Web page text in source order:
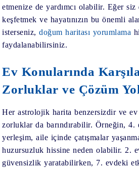
etmenize de yardımcı olabilir. Eğer
keşfetmek ve hayatınızın bu önemli
isterseniz,doğum haritası yorumlama
faydalanabilirsiniz.
Ev Konularında
Zorluklar ve Çözüm
Her astrolojik harita benzersizdir ve ev
zorluklar da barındırabilir. Örneğin,
yerleşim, aile içinde çatışmalar
huzursuzluk hissine neden olabilir. 2.
güvensizlik yaratabilirken, 7. evdeki